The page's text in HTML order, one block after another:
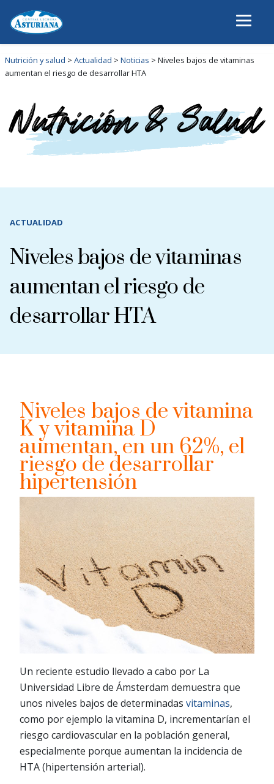
Nutrición y salud > Actualidad > Noticias > Niveles bajos de vitaminas
aumentan el riesgo de desarrollar HTA
ACTUALIDAD
Niveles bajos de vitaminas
aumentan el riesgo de
desarrollar HTA
Niveles bajos de vitamina
K y vitamina D
aumentan, en un 62%, el
riesgo de desarrollar
hipertensión
Un reciente estudio llevado a cabo por La
Universidad Libre de Ámsterdam demuestra que
unos niveles bajos de determinadas vitaminas,
como por ejemplo la vitamina D, incrementarían el
riesgo cardiovascular en la población general,
especialmente porque aumentan la incidencia de
HTA (hipertensión arterial).